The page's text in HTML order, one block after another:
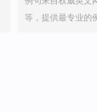
等，提供最专业的